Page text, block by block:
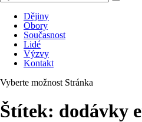
Dějiny
Obory
Současnost
Lidé
Výzvy
Kontakt
Vyberte možnost Stránka
Štítek: dodávky